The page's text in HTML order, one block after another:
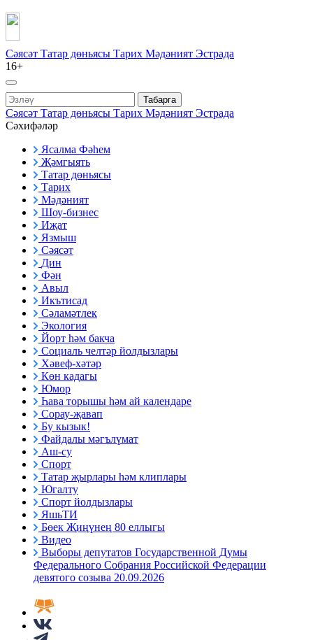
Сәясәт Татар дөньясы Тарих Мәдәният Эстрада
16+
Табарга
Сәясәт Татар дөньясы Тарих Мәдәният Эстрада
Сәхифәләр
Ясалма Фәһем
Җәмгыять
Татар дөньясы
Тарих
Мәдәният
Шоу-бизнес
Иҗат
Язмыш
Сәясәт
Дин
Фән
Авыл
Икътисад
Сәламәтлек
Экология
Йорт һәм бакча
Социаль челтәр йолдызлары
Хәвеф-хәтәр
Көн кадагы
Юмор
Һава торышы һәм ай календаре
Сорау-җавап
Бу кызык!
Файдалы мәгълүмат
Аш-су
Спорт
Татар җырлары һәм клиплары
Югалту
Спорт йолдызлары
ЯшьТИ
Бөек Җиңүнең 80 еллыгы
Видео
Выборы депутатов Государственной Думы
Федерального Собрания Российской Федерации
девятого созыва 20.09.2026